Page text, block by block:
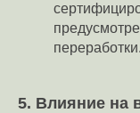
переработки.
5. Влияние на